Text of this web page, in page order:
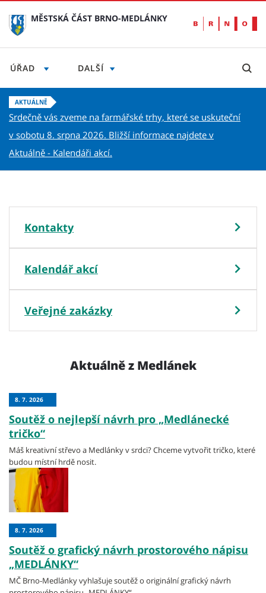
Městská část Brno-Medlánky
MĚSTSKÁ ČÁST BRNO-MEDLÁNKY
ÚŘAD DALŠÍ
AKTUÁLNĚ
Srdečně vás zveme na farmářské trhy, které se uskuteční
v sobotu 8. srpna 2026. Bližší informace najdete v
Aktuálně - Kalendáři akcí.
Městská
část
Brno-
Medlánky
Kontakty
Kalendář akcí
Veřejné zakázky
Aktuálně z Medlánek
8. 7. 2026
Soutěž o nejlepší návrh pro „Medlánecké
tričko“
Máš kreativní střevo a Medlánky v srdci? Chceme vytvořit tričko, které
budou místní hrdě nosit.
8. 7. 2026
Soutěž o grafický návrh prostorového nápisu
„MEDLÁNKY“
MČ Brno-Medlánky vyhlašuje soutěž o originální grafický návrh